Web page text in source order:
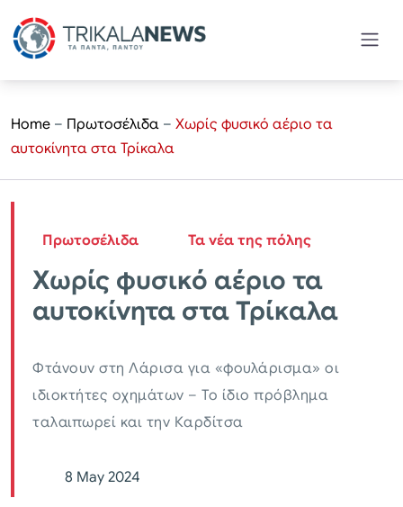
Home – Πρωτοσέλιδα – Χωρίς φυσικό αέριο τα
αυτοκίνητα στα Τρίκαλα
Πρωτοσέλιδα Τα νέα της πόλης
Χωρίς φυσικό αέριο τα
αυτοκίνητα στα Τρίκαλα
Φτάνουν στη Λάρισα για «φουλάρισμα» οι
ιδιοκτήτες οχημάτων – Το ίδιο πρόβλημα
ταλαιπωρεί και την Καρδίτσα
8 May 2024